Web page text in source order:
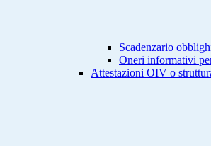
Scadenzario
Oneri informativi
Attestazioni OIV o